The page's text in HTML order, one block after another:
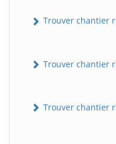
Trouver chantier
Trouver chantier
Trouver chantier